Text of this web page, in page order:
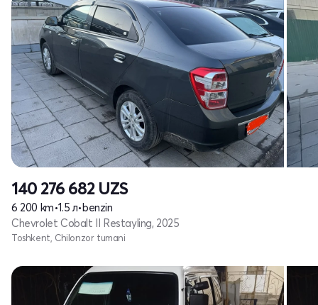
140 276 682 UZS
6 200 km•1.5 л•benzin
Chevrolet Cobalt II Restayling, 2025
Toshkent, Chilonzor tumani